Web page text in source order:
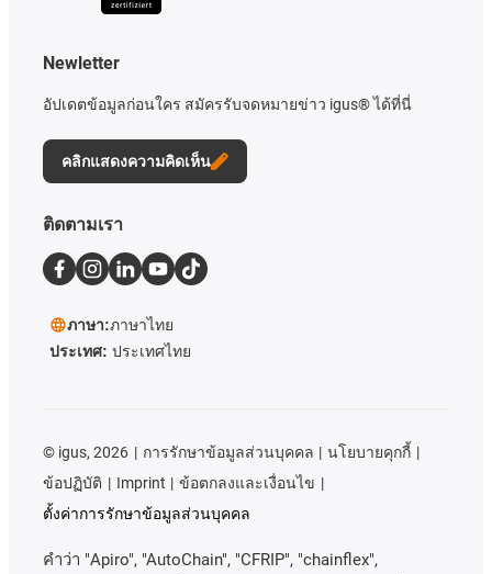
Newletter
อัปเดตข้อมูลก่อนใคร สมัครรับจดหมายข่าว igus® ได้ที่นี่
คลิกแสดงความคิดเห็น
ติดตามเรา
ภาษา:ภาษาไทย
ประเทศ: ประเทศไทย
© igus, 2026 การรักษาข้อมูลส่วนบุคคล
นโยบายคุกกี้
ข้อปฏิบัติ
Imprint
ข้อตกลงและเงื่อนไข
ตั้งค่าการรักษาข้อมูลส่วนบุคคล
คําว่า "Apiro", "AutoChain", "CFRIP", "chainflex",